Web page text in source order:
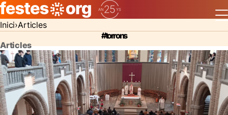
Inici Articles
#torrons
Articles